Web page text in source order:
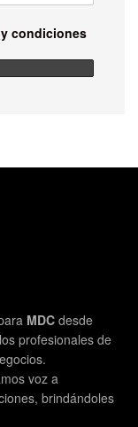
condiciones
MDC desde
profesionales de
voz a
brindándoles